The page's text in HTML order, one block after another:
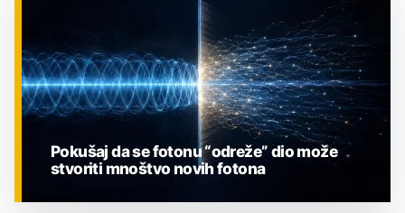
Pokušaj da se fotonu “odreže” dio može
stvoriti mnoštvo novih fotona